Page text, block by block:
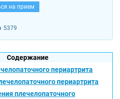
на прием
5379
Содержание
периартрита
периартрита
плечелопаточного